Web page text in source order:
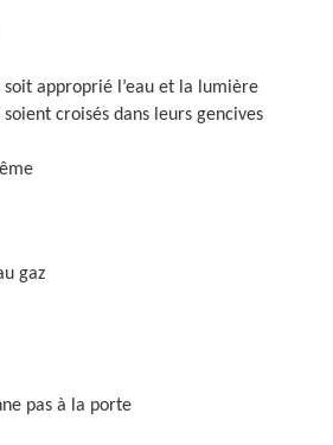
approprié l’eau et la lumière
soient croisés dans leurs gencives
gaz
pas à la porte